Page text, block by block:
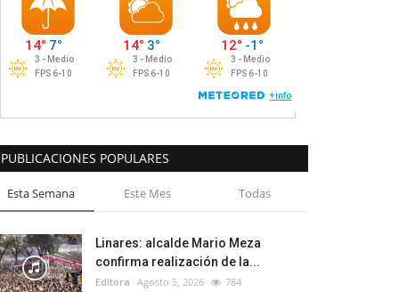
PUBLICACIONES POPULARES
Esta Semana Este Mes Todas
Linares: alcalde Mario Meza
confirma realización de la...
Editora Agosto 5, 2026 784